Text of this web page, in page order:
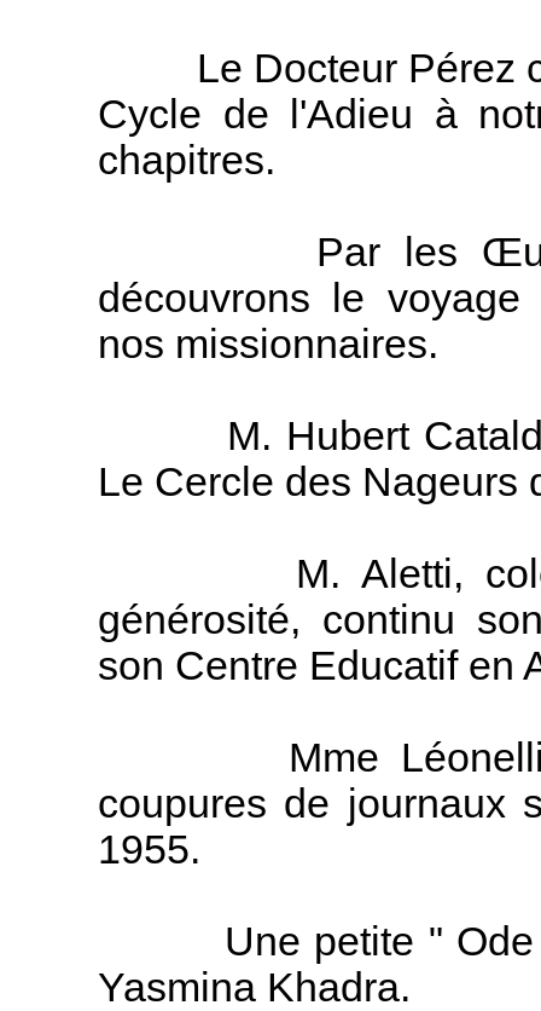
Le Docteur Pérez
Cycle de l'Adieu à
chapitres.
Par les Œuvres
découvrons le
nos missionnaires.
M. Hubert Cataldo
Le Cercle des Nageurs
M. Aletti,
générosité, continu
son Centre Educatif en
Mme Léonelli
coupures de journaux
1955.
Une petite " Ode
Yasmina Khadra.